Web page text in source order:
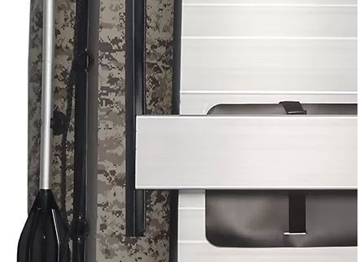
Способы оплаты
Наличными курьеру
Квитанцией
в любом банке